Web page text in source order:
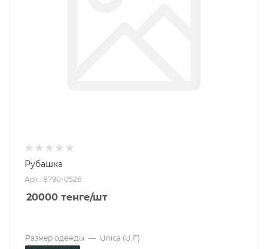
Рубашка
Арт.: 8790-0526
20000 тенге/шт
Размер одежды — Unica (U,F)